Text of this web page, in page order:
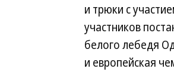
и трюки с
участников
белого лебедя
и европейская